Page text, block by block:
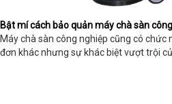
Bật mí cách bảo quản máy chà sàn
Máy chà sàn công nghiệp cũng có chức
đơn khác nhưng sự khác biệt vượt trội